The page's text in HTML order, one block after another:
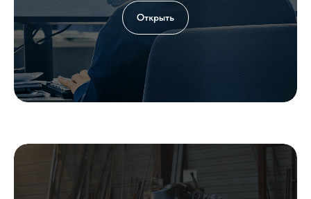
Открыть
Согласен с политикой
обработки
персональных данных
Оставить заявку
КОНТАКТЫ